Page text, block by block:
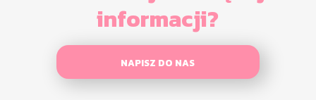
informacji?
NAPISZ DO NAS